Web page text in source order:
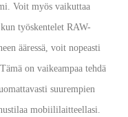
Voit myös vaikuttaa
työskentelet RAW-
ääressä, voit nopeasti
on vaikeampaa tehdä
suurempien
mobiililaitteellasi.